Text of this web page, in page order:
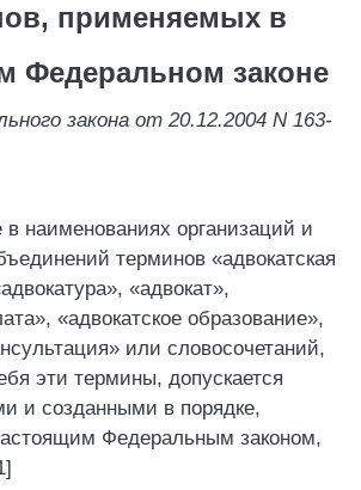
применяемых в
Федеральном законе
закона от 20.12.2004 N 163-
в наименованиях организаций и
терминов «адвокатская
«адвокат»,
«адвокатское образование»,
или словосочетаний,
эти термины, допускается
и созданными в порядке,
Федеральным законом,